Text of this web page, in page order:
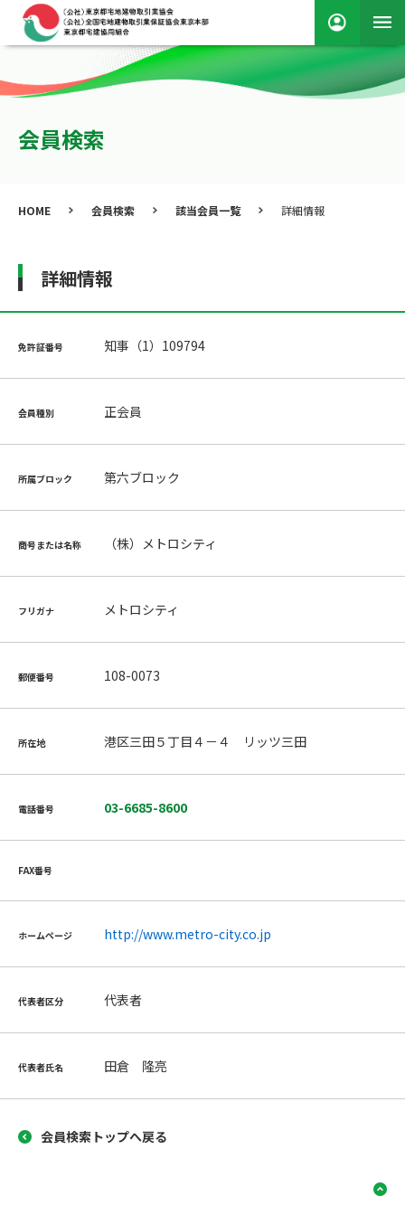
会員検索
HOME 会員検索 該当会員一覧 詳細情報
詳細情報
免許証番号 知事（1）109794
会員種別 正会員
所属ブロック 第六ブロック
商号または名称 （株）メトロシティ
フリガナ メトロシティ
郵便番号 108-0073
所在地 港区三田５丁目４－４ リッツ三田
電話番号 03-6685-8600
FAX番号
ホームページ http://www.metro-city.co.jp
代表者区分 代表者
代表者氏名 田倉 隆亮
会員検索トップへ戻る